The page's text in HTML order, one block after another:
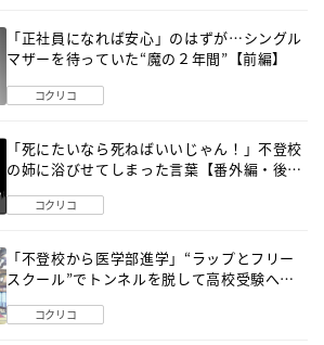
「正社員になれば安心」のはずが…シングル
マザーを待っていた“魔の２年間”【前編】
コクリコ
「死にたいなら死ねばいいじゃん！」不登校
の姉に浴びせてしまった言葉【番外編・後
コクリコ
「不登校から医学部進学」“ラップとフリー
スクール”でトンネルを脱して高校受験へ
コクリコ